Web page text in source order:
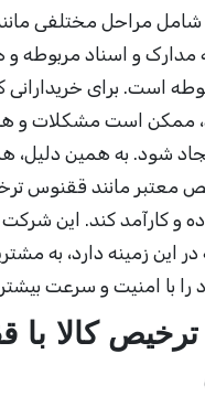
شامل مراحل مختلفی
مدارک و اسناد مربوطه و
است. برای خریدارانی
ممکن است مشکلات و
شود. به همین دلیل،
معتبر مانند ققنوس
و کارآمد کند. این شرکت
این زمینه دارد، به
را با امنیت و سرعت
ترخیص کالا با